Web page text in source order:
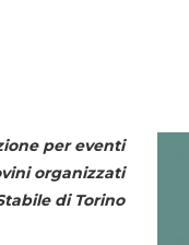
per eventi
organizzati
di Torino